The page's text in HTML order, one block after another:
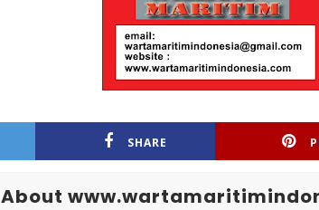
SHARE
About